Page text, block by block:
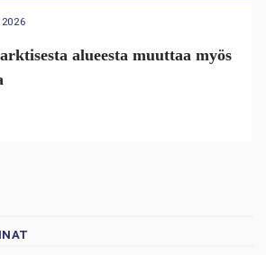
alueesta muuttaa myös